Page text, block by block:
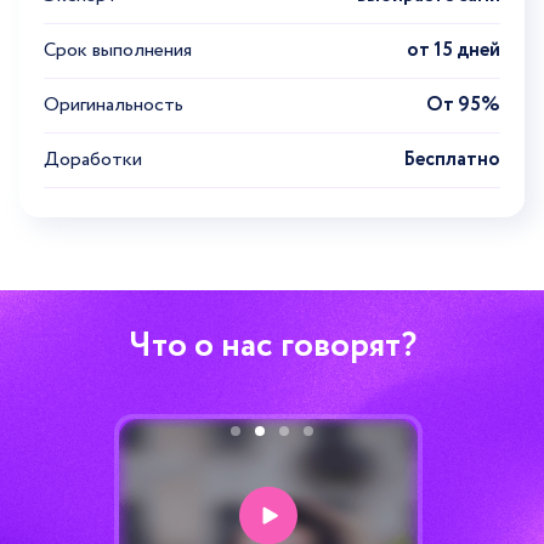
Срок выполнения
от 15 дней
Оригинальность
От 95%
Доработки
Бесплатно
Что о нас говорят?